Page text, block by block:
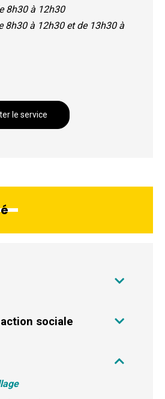
8h30 à 12h30
8h30 à 12h30 et de 13h30 à
le service
sociale